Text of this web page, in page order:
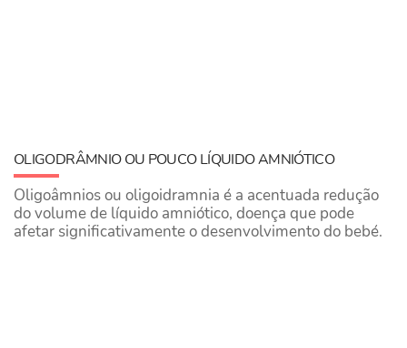
OLIGODRÂMNIO OU POUCO LÍQUIDO AMNIÓTICO
Oligoâmnios ou oligoidramnia é a acentuada redução
do volume de líquido amniótico, doença que pode
afetar significativamente o desenvolvimento do bebé.